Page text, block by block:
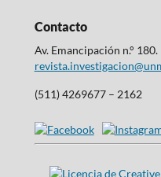
Contacto
Av. Emancipación n.°
(511) 4269677 – 2162